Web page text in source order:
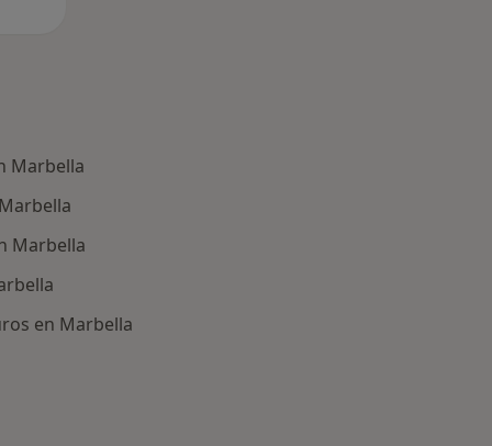
Marbella
Marbella
en Marbella